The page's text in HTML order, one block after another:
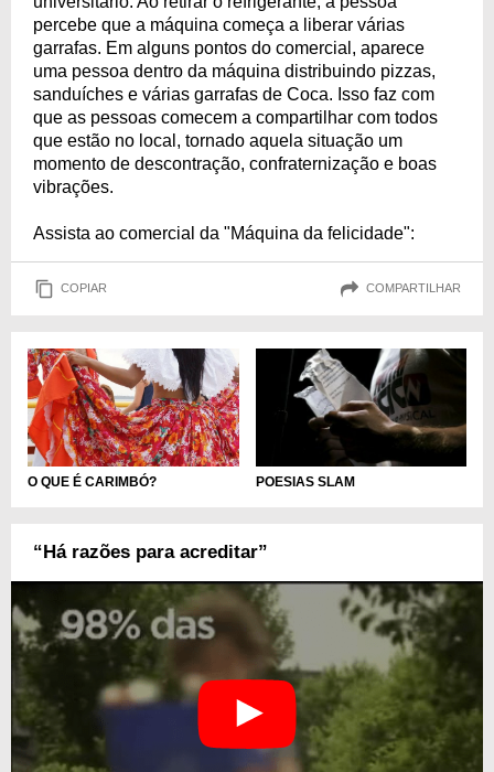
percebe que a máquina começa a liberar várias
garrafas. Em alguns pontos do comercial, aparece
uma pessoa dentro da máquina distribuindo pizzas,
sanduíches e várias garrafas de Coca. Isso faz com
que as pessoas comecem a compartilhar com todos
que estão no local, tornado aquela situação um
momento de descontração, confraternização e boas
vibrações.
Assista ao comercial da "Máquina da felicidade":
COPIAR COMPARTILHAR
O QUE É CARIMBÓ? POESIAS SLAM
“Há razões para acreditar”